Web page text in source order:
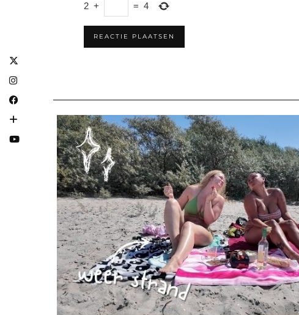
2 + = 4